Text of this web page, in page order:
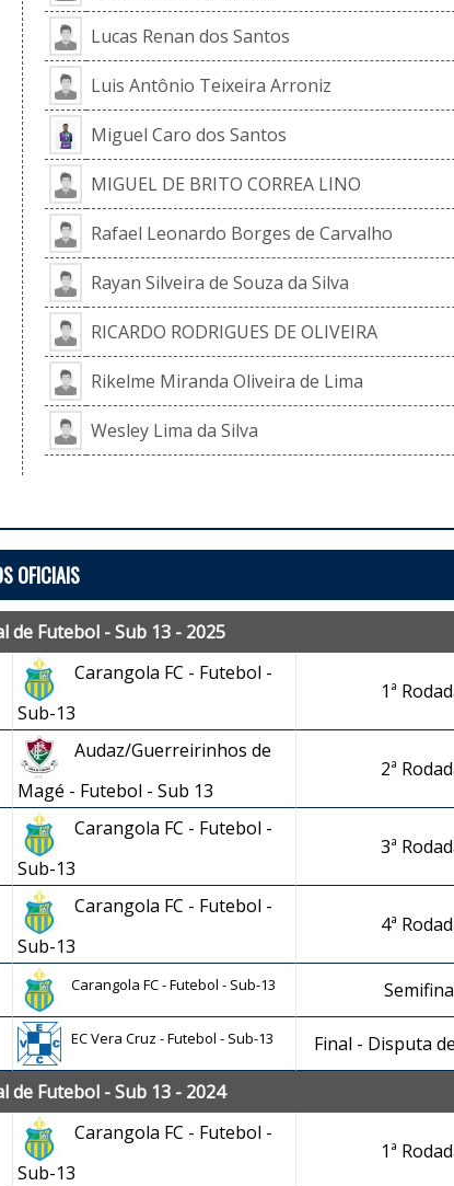
Lucas Renan dos Santos
Luis Antônio Teixeira Arroniz
Miguel Caro dos Santos
MIGUEL DE BRITO CORREA LINO
Rafael Leonardo Borges de Carvalho
Rayan Silveira de Souza da Silva
RICARDO RODRIGUES DE OLIVEIRA
Rikelme Miranda Oliveira de Lima
Wesley Lima da Silva
OFICIAIS
de Futebol - Sub 13 - 2025
Carangola FC - Futebol -
Sub-13
1ª
Audaz/Guerreirinhos de
Magé - Futebol - Sub 13
2ª
Carangola FC - Futebol -
Sub-13
3ª
Carangola FC - Futebol -
Sub-13
4ª
Carangola FC - Futebol - Sub-13
EC Vera Cruz - Futebol - Sub-13
Final - Disputa
de Futebol - Sub 13 - 2024
Carangola FC - Futebol -
Sub-13
1ª